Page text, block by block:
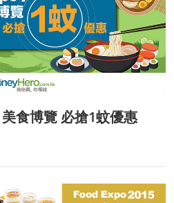
美食博覽 必搶1蚊優惠